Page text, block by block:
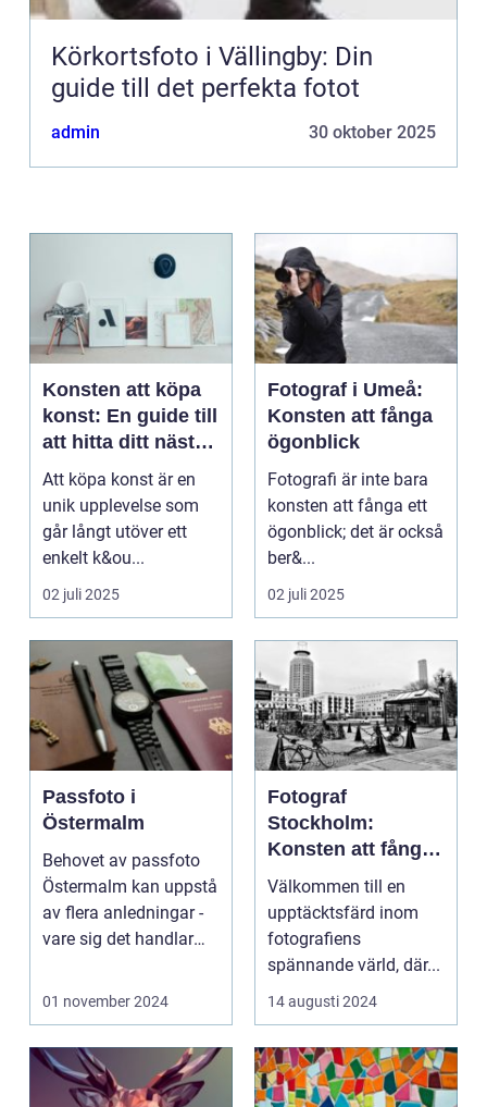
Körkortsfoto i Vällingby: Din
guide till det perfekta fotot
admin 30 oktober 2025
Konsten att köpa
konst: En guide till
att hitta ditt nästa
mästerverk
Att köpa konst är en
unik upplevelse som
går långt utöver ett
enkelt k&ou...
02 juli 2025
Fotograf i Umeå:
Konsten att fånga
ögonblick
Fotografi är inte bara
konsten att fånga ett
ögonblick; det är också
ber&...
02 juli 2025
Passfoto i
Östermalm
Behovet av passfoto
Östermalm kan uppstå
av flera anledningar -
vare sig det handlar
01 november 2024
Fotograf
Stockholm:
Konsten att fånga
ögonblicket
Välkommen till en
upptäcktsfärd inom
fotografiens
spännande värld, där...
14 augusti 2024